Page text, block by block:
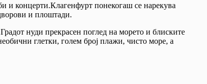
и концерти.Клагенфурт понекогаш се нарекува
и плоштади.
нуди прекрасен поглед на морето и блиските
глетки, голем број плажи, чисто море, а